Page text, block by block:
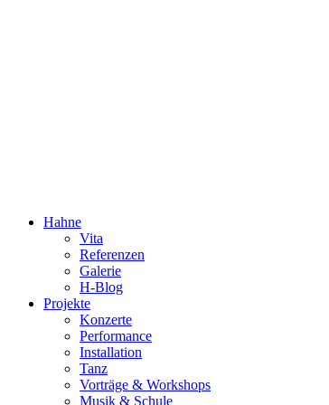
Hahne
Vita
Referenzen
Galerie
H-Blog
Projekte
Konzerte
Performance
Installation
Tanz
Vorträge & Workshops
Musik & Schule